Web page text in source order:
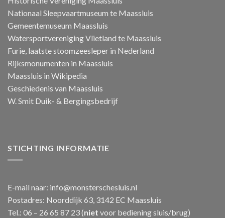
Nationaal Sleepvaartmuseum te Maassluis
Gemeentemuseum Maassluis
Watersportvereniging Vlietland te Maassluis
Furie, laatste stoomzeesleper in Nederland
Rijksmonumenten in Maassluis
Maassluis in Wikipedia
Geschiedenis van Maassluis
W. Smit Duik- & Bergingsbedrijf
STICHTING INFORMATIE
E-mail naar: info@monsterschesluis.nl
Postadres: Noorddijk 63, 3142 EC Maassluis
Tel.: 06 – 26 65 87 23 (niet voor bediening sluis/brug)